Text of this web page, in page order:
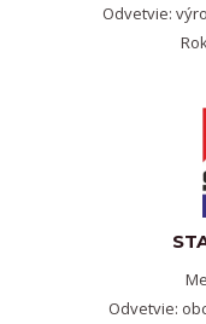
Odvetvie:
Odvetvie: